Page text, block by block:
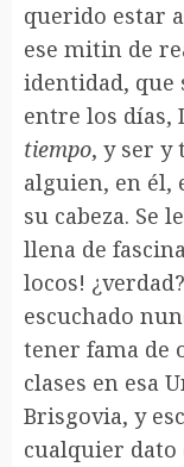
querido estar
ese mitin de
identidad, que
entre los días,
tiempo, y ser y
alguien, en él,
su cabeza. Se
llena de
locos!
escuchado
tener fama de
clases en esa
Brisgovia, y
cualquier dato